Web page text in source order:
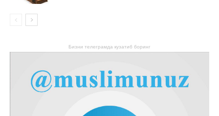
Бизни телеграмда кузатиб боринг